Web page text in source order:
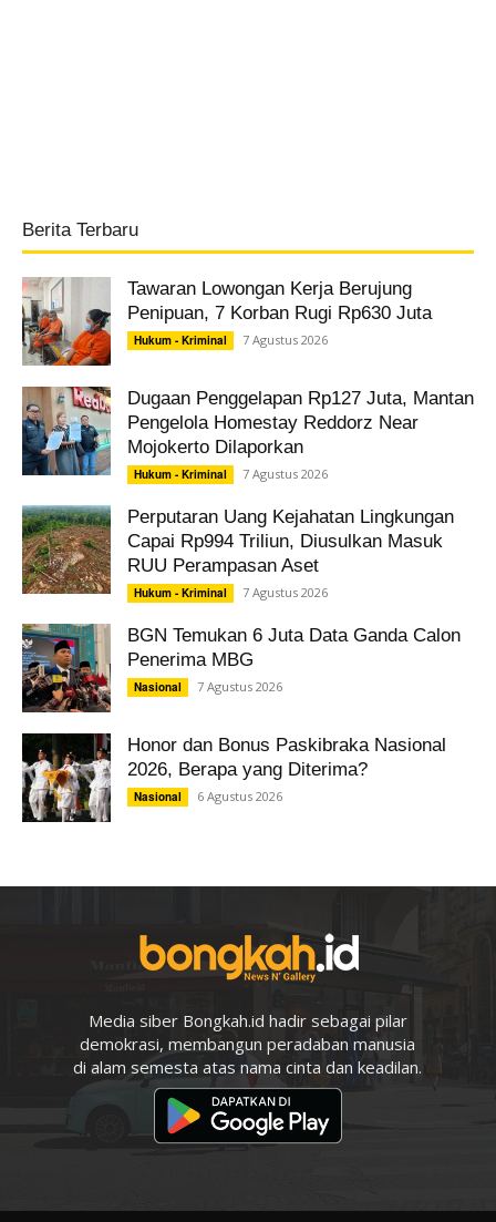
Berita Terbaru
Tawaran Lowongan Kerja Berujung
Penipuan, 7 Korban Rugi Rp630 Juta
Hukum - Kriminal 7 Agustus 2026
Dugaan Penggelapan Rp127 Juta, Mantan
Pengelola Homestay Reddorz Near
Mojokerto Dilaporkan
Hukum - Kriminal 7 Agustus 2026
Perputaran Uang Kejahatan Lingkungan
Capai Rp994 Triliun, Diusulkan Masuk
RUU Perampasan Aset
Hukum - Kriminal 7 Agustus 2026
BGN Temukan 6 Juta Data Ganda Calon
Penerima MBG
Nasional 7 Agustus 2026
Honor dan Bonus Paskibraka Nasional
2026, Berapa yang Diterima?
Nasional 6 Agustus 2026
Media siber Bongkah.id hadir sebagai pilar
demokrasi, membangun peradaban manusia
di alam semesta atas nama cinta dan keadilan.